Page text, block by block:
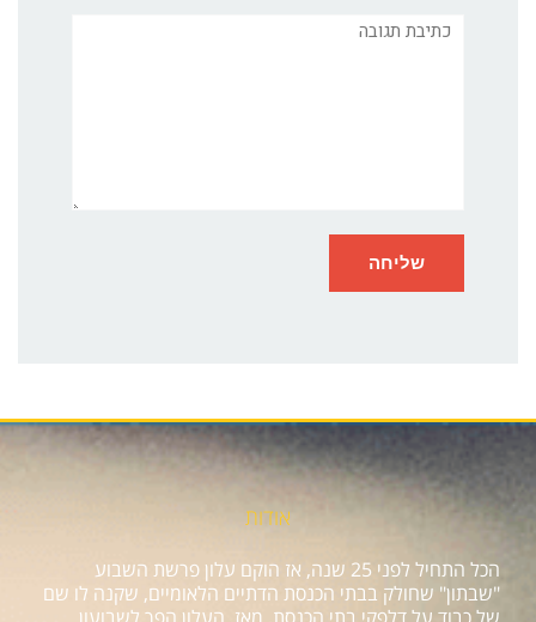
תגובה
אודות
הכל התחיל לפני 25 שנה, אז הוקם עלון פרשת השבוע
"שבתון" שחולק בבתי הכנסת הדתיים הלאומיים, שקנה לו שם